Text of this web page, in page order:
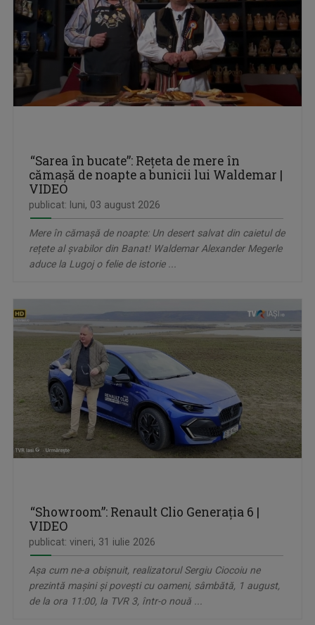
“Sarea în bucate”: Rețeta de mere în
cămașă de noapte a bunicii lui Waldemar |
VIDEO
publicat: luni, 03 august 2026
Mere în cămașă de noapte: Un desert salvat din caietul de
rețete al șvabilor din Banat! Waldemar Alexander Megerle
aduce la Lugoj o felie de istorie ...
“Showroom”: Renault Clio Generaţia 6 |
VIDEO
publicat: vineri, 31 iulie 2026
Așa cum ne-a obișnuit, realizatorul Sergiu Ciocoiu ne
prezintă mașini și povești cu oameni, sâmbătă, 1 august,
de la ora 11:00, la TVR 3, într-o nouă ...